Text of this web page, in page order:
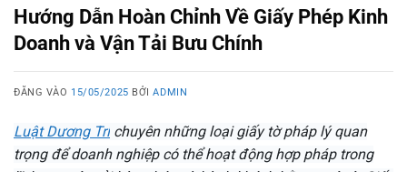
Hướng Dẫn Hoàn Chỉnh Về Giấy Phép Kinh
Doanh và Vận Tải Bưu Chính
ĐĂNG VÀO 15/05/2025 BỞIADMIN
Luật Dương Trí chuyên những loại giấy tờ pháp lý quan
trọng để doanh nghiệp có thể hoạt động hợp pháp trong